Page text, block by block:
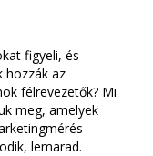
figyeli, és
hozzák az
félrevezetők? Mi
meg, amelyek
lemarad.